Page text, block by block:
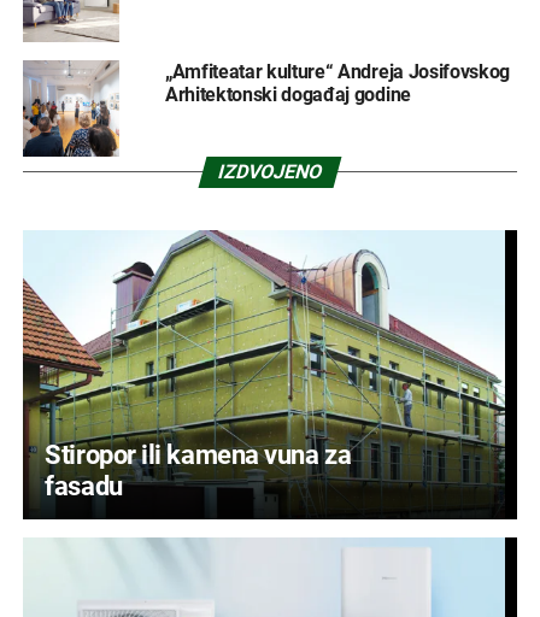
„Amfiteatar kulture“ Andreja Josifovskog
Arhitektonski događaj godine
IZDVOJENO
Stiropor ili kamena vuna za
fasadu